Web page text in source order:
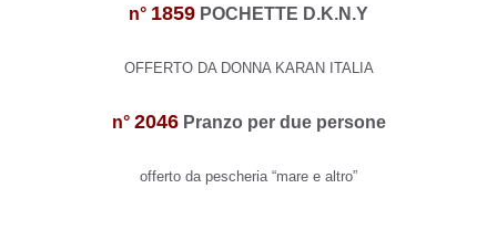
n° 1859 POCHETTE D.K.N.Y
OFFERTO DA DONNA KARAN ITALIA
n° 2046Pranzo per due persone
offerto da pescheria “mare e altro”